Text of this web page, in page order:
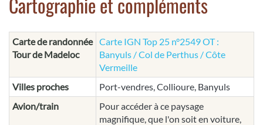
Carte de randonnée
Tour de Madeloc
Carte IGN Top 25 n°2549 OT :
Banyuls / Col de Perthus / Côte
Vermeille
Villes proches
Port-vendres, Collioure, Banyuls
Avion/train
Pour accéder à ce paysage
magnifique, que l'on soit en voiture,